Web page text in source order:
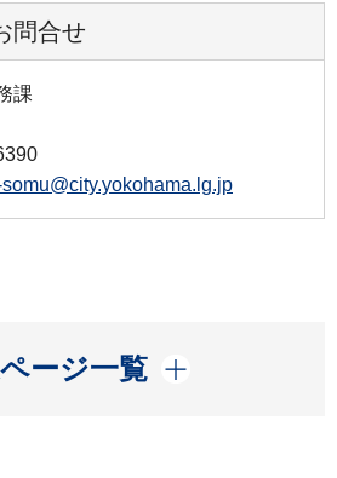
問合せ
課
somu@city.yokohama.lg.jp
ージ一覧
開く